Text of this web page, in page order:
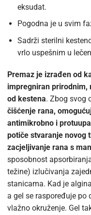
eksudat.
Pogodna je u svim
Sadrži sterilni
vrlo uspešnim u
Premaz je izrađen od
impregniran
od kestena. Zbog svog
čišćenje rana,
antimikrobno i
potiče stvaranje novog
zacjeljivanje rana s
sposobnost
težine) izlučivanja
stanicama. Kad je
a gel se raspoređuje po
vlažno okruženje. Gel